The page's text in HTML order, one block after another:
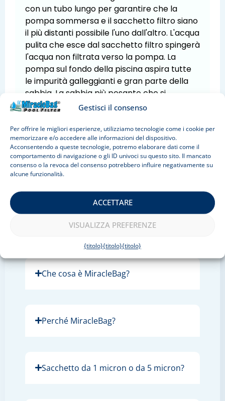
Gestisci il consenso
Per offrire le migliori esperienze, utilizziamo tecnologie come i cookie per
memorizzare e/o accedere alle informazioni del dispositivo.
Acconsentendo a queste tecnologie, potremo elaborare dati come il
comportamento di navigazione o gli ID univoci su questo sito. Il mancato
consenso o la revoca del consenso potrebbero influire negativamente su
alcune funzionalità.
ACCETTARE
VISUALIZZA PREFERENZE
{titolo}{titolo}{titolo}
con un tubo lungo per garantire che la
pompa sommersa e il sacchetto filtro siano
il più distanti possibile l'uno dall'altro. L'acqua
pulita che esce dal sacchetto filtro spingerà
l'acqua non filtrata verso la pompa. La
pompa sul fondo della piscina aspira tutte
le impurità galleggianti e gran parte della
sabbia. La sabbia più pesante che si
accumula nelle pieghe del fondo della
con una spazzola. In questo modo l'acqua
della piscina sarà pulita in poche ore e non
sarà necessario aspirare.
MiracleBag:
Che cosa è MiracleBag?
Perché MiracleBag?
Sacchetto da 1 micron o da 5 micron?